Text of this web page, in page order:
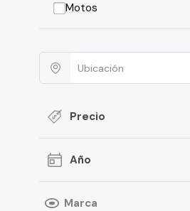
Motos
Precio
Año
Marca